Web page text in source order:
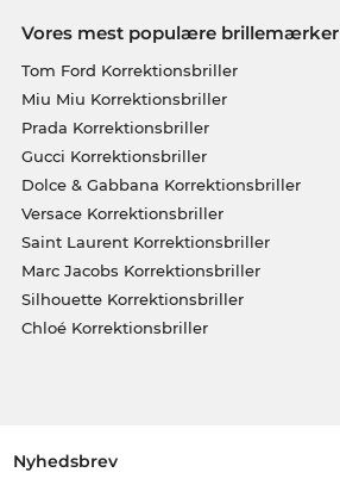
Vores mest populære brillemærker
Tom Ford Korrektionsbriller
Miu Miu Korrektionsbriller
Prada Korrektionsbriller
Gucci Korrektionsbriller
Dolce & Gabbana Korrektionsbriller
Versace Korrektionsbriller
Saint Laurent Korrektionsbriller
Marc Jacobs Korrektionsbriller
Silhouette Korrektionsbriller
Chloé Korrektionsbriller
Nyhedsbrev